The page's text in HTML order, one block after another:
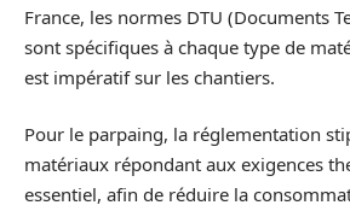
France, les normes DTU (Documents
sont spécifiques à chaque type de
est impératif sur les chantiers.
Pour le parpaing, la réglementation
matériaux répondant aux exigences
essentiel, afin de réduire la